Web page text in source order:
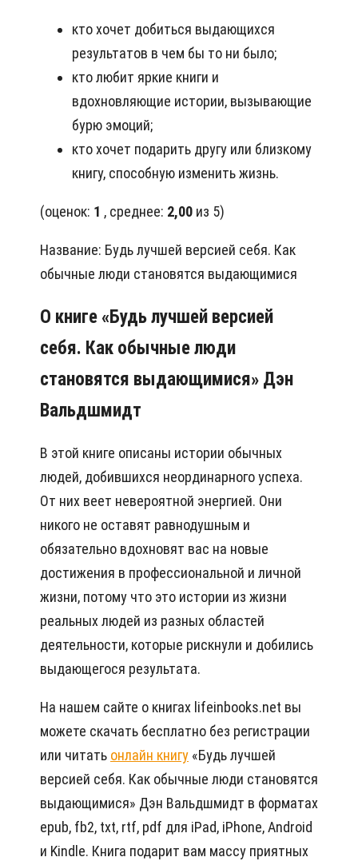
кто хочет добиться выдающихся
результатов в чем бы то ни было;
кто любит яркие книги и
вдохновляющие истории, вызывающие
бурю эмоций;
кто хочет подарить другу или близкому
книгу, способную изменить жизнь.
(оценок: 1 , среднее: 2,00 из 5)
Название: Будь лучшей версией себя. Как
обычные люди становятся выдающимися
О книге «Будь лучшей версией
себя. Как обычные люди
становятся выдающимися» Дэн
Вальдшмидт
В этой книге описаны истории обычных
людей, добившихся неординарного успеха.
От них веет невероятной энергией. Они
никого не оставят равнодушным и
обязательно вдохновят вас на новые
достижения в профессиональной и личной
жизни, потому что это истории из жизни
реальных людей из разных областей
деятельности, которые рискнули и добились
выдающегося результата.
На нашем сайте о книгах lifeinbooks.net вы
можете скачать бесплатно без регистрации
или читать онлайн книгу «Будь лучшей
версией себя. Как обычные люди становятся
выдающимися» Дэн Вальдшмидт в форматах
epub, fb2, txt, rtf, pdf для iPad, iPhone, Android
и Kindle. Книга подарит вам массу приятных